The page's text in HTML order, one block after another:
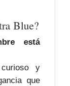
Blue?
está
y
que